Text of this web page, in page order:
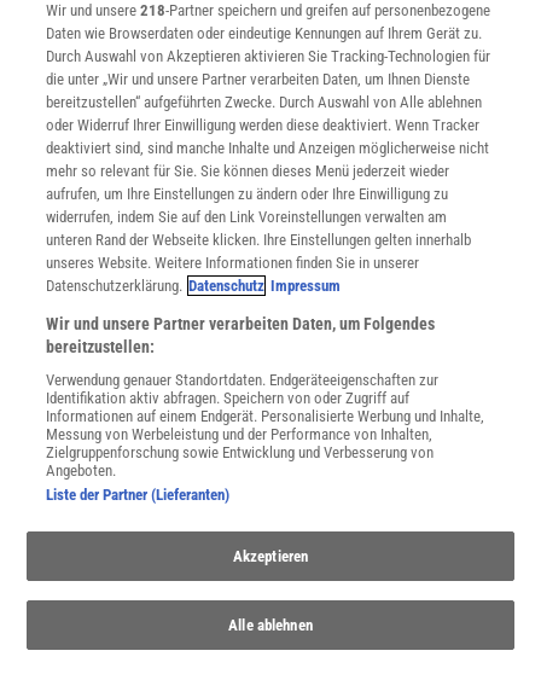
Widerruf
INFO
Mediadaten
Datenschutz
Nutzungsbedingungen
Cookie-Einstellungen
Utiq verwalten
Nutzungsbasierte Onlinewerbung
Alle Artikel
Impressum
Angebote für Schulen
Angebote für Institutionen
Sprachen lernen mit Gymglish
Lexika
Für Spektrum schreiben
Zugänglichkeitserklärung
WEBSEITEN
KielSCN
Wissenschaft in die Schulen
SciLogs
Wir und unsere218-Partner speichern und greifen auf personenbezogene
Daten wie Browserdaten oder eindeutige Kennungen auf Ihrem Gerät zu.
Durch Auswahl von Akzeptieren aktivieren Sie Tracking-Technologien für
die unter „Wir und unsere Partner verarbeiten Daten, um Ihnen Dienste
bereitzustellen“ aufgeführten Zwecke. Durch Auswahl von Alle ablehnen
oder Widerruf Ihrer Einwilligung werden diese deaktiviert. Wenn Tracker
deaktiviert sind, sind manche Inhalte und Anzeigen möglicherweise nicht
mehr so relevant für Sie. Sie können dieses Menü jederzeit wieder
aufrufen, um Ihre Einstellungen zu ändern oder Ihre Einwilligung zu
widerrufen, indem Sie auf den Link Voreinstellungen verwalten am
unteren Rand der Webseite klicken. Ihre Einstellungen gelten innerhalb
unseres Website. Weitere Informationen finden Sie in unserer
Datenschutzerklärung. Datenschutz Impressum
Wir und unsere Partner verarbeiten Daten, um Folgendes
bereitzustellen:
Verwendung genauer Standortdaten. Endgeräteeigenschaften zur
Identifikation aktiv abfragen. Speichern von oder Zugriff auf
Informationen auf einem Endgerät. Personalisierte Werbung und Inhalte,
Messung von Werbeleistung und der Performance von Inhalten,
Zielgruppenforschung sowie Entwicklung und Verbesserung von
Angeboten.
Liste der Partner (Lieferanten)
Akzeptieren
Alle ablehnen